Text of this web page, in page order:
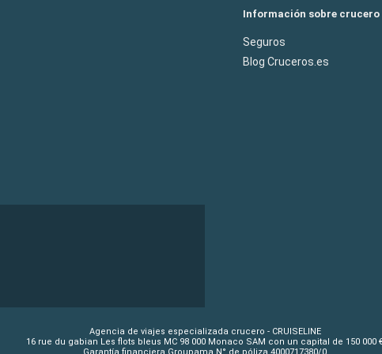
Información sobre crucero
Seguros
Blog Cruceros.es
Agencia de viajes especializada crucero - CRUISELINE
16 rue du gabian Les flots bleus MC 98 000 Monaco SAM con un capital de 150 000